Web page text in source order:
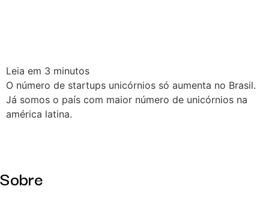
Leia em 3 minutos
O número de startups unicórnios só aumenta no Brasil.
Já somos o país com maior número de unicórnios na
américa latina.
Sobre